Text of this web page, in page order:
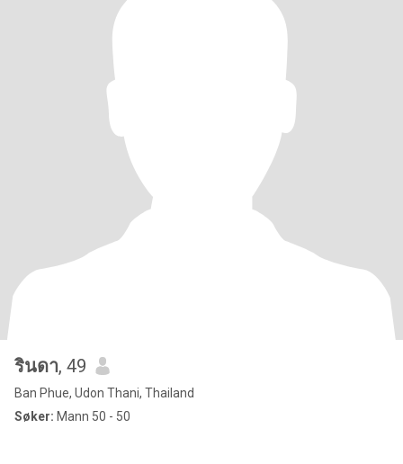
รินดา, 49
Ban Phue, Udon Thani, Thailand
Søker: Mann 50 - 50